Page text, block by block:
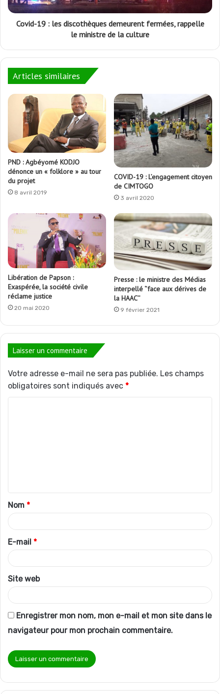
Covid-19 : les discothèques demeurent fermées, rappelle
le ministre de la culture
Articles similaires
PND : Agbéyomé KODJO
dénonce un « folklore » au tour
du projet
8 avril 2019
COVID-19 : L’engagement citoyen
de CIMTOGO
3 avril 2020
Libération de Papson :
Exaspérée, la société civile
réclame justice
20 mai 2020
Presse : le ministre des Médias
interpellé ‘’face aux dérives de
la HAAC’’
9 février 2021
Laisser un commentaire
Votre adresse e-mail ne sera pas publiée. Les champs
obligatoires sont indiqués avec *
t
a
i
r
e
*
Nom *
E-mail *
Site web
Enregistrer mon nom, mon e-mail et mon site dans le
navigateur pour mon prochain commentaire.